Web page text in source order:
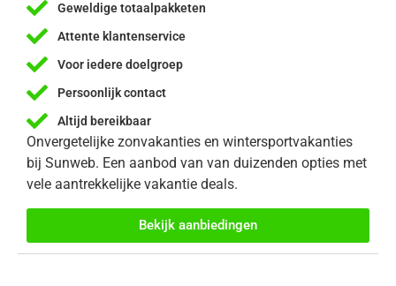
Geweldige totaalpakketen
Attente klantenservice
Voor iedere doelgroep
Persoonlijk contact
Altijd bereikbaar
Onvergetelijke zonvakanties en wintersportvakanties
bij Sunweb. Een aanbod van van duizenden opties met
vele aantrekkelijke vakantie deals.
Bekijk aanbiedingen